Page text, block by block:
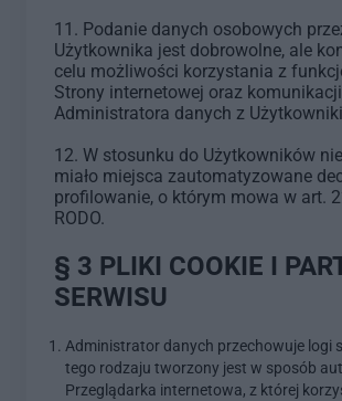
11. Podanie danych osobowych
Użytkownika jest dobrowolne, ale
celu możliwości korzystania z
Strony internetowej oraz komunikacji
Administratora danych z
12. W stosunku do Użytkowników
miało miejsca zautomatyzowane
profilowanie, o którym mowa w art.
RODO.
§ 3 PLIKI COOKIE I
SERWISU
Administrator danych przechowuje logi
tego rodzaju tworzony jest w sposób
Przeglądarka internetowa, z której